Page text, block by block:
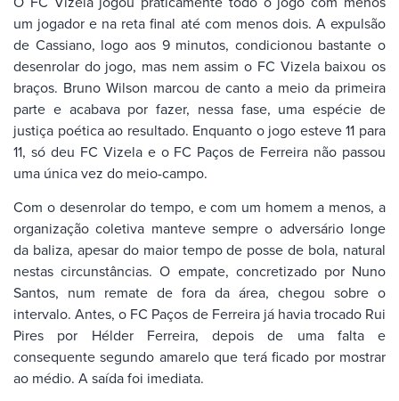
um jogador e na reta final até com menos dois. A expulsão
de Cassiano, logo aos 9 minutos, condicionou bastante o
desenrolar do jogo, mas nem assim o FC Vizela baixou os
braços. Bruno Wilson marcou de canto a meio da primeira
parte e acabava por fazer, nessa fase, uma espécie de
justiça poética ao resultado. Enquanto o jogo esteve 11 para
11, só deu FC Vizela e o FC Paços de Ferreira não passou
uma única vez do meio-campo.
Com o desenrolar do tempo, e com um homem a menos, a
organização coletiva manteve sempre o adversário longe
da baliza, apesar do maior tempo de posse de bola, natural
nestas circunstâncias. O empate, concretizado por Nuno
Santos, num remate de fora da área, chegou sobre o
intervalo. Antes, o FC Paços de Ferreira já havia trocado Rui
Pires por Hélder Ferreira, depois de uma falta e
consequente segundo amarelo que terá ficado por mostrar
ao médio. A saída foi imediata.